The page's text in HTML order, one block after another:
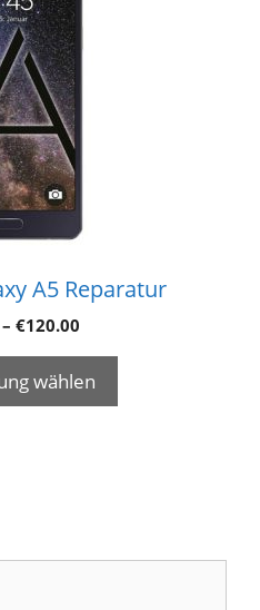
A5 Reparatur
– €120.00
wählen